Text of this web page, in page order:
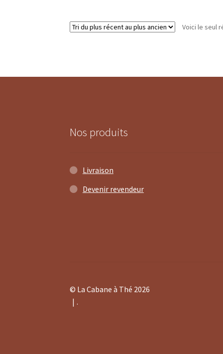
Voici le seul
Nos produits
Livraison
Devenir revendeur
© La Cabane à Thé 2026
.